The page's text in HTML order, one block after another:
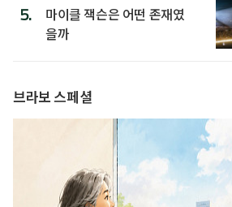
5.
마이클 잭슨은 어떤 존재였
을까
브라보 스페셜